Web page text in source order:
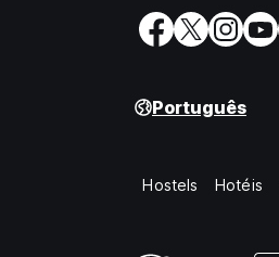
Português
Hostels Hotéis